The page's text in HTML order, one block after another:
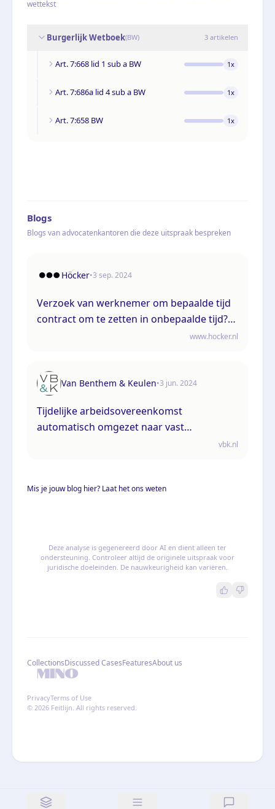
wettekst
Burgerlijk Wetboek(BW) 3 artikelen
Art. 7:668 lid 1 sub a BW 1x
Art. 7:686a lid 4 sub a BW 1x
Art. 7:658 BW 1x
Blogs
Blogs van advocatenkantoren die deze uitspraak bespreken
Höcker•3 sep. 2024
Verzoek van werknemer om bepaalde tijd
contract om te zetten in onbepaalde tijd?
www.hocker.nl
Van Benthem & Keulen•3 jun. 2024
Tijdelijke arbeidsovereenkomst
automatisch omgezet naar vast
vbk.nl
Mis je jouw blog hier? Laat het ons weten
Deze analyse is gegenereerd door AI en dient alleen ter
ondersteuning. Controleer altijd de originele uitspraak voor
juridische doeleinden. De nauwkeurigheid kan variëren.
CollectionsDiscussed CasesFeaturesAbout us
PrivacyTerms of Use
© 2026 Feitlijn. All rights reserved.